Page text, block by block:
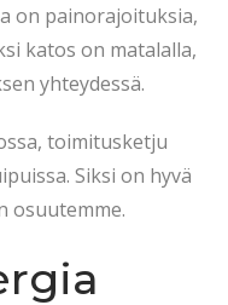
on painorajoituksia,
katos on matalalla,
yhteydessä.
toimitusketju
Siksi on hyvä
osuutemme.